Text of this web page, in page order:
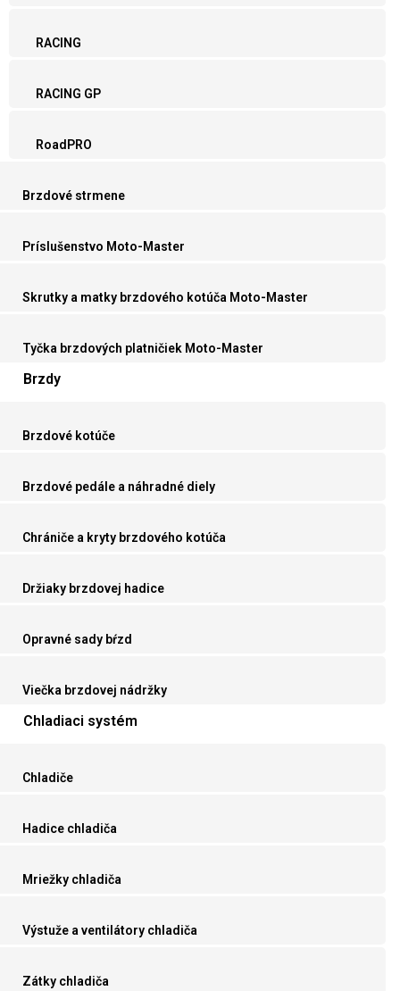
RACING
RACING GP
RoadPRO
Brzdové strmene
Príslušenstvo Moto-Master
Skrutky a matky brzdového kotúča Moto-Master
Tyčka brzdových platničiek Moto-Master
Brzdy
Brzdové kotúče
Brzdové pedále a náhradné diely
Chrániče a kryty brzdového kotúča
Držiaky brzdovej hadice
Opravné sady bŕzd
Viečka brzdovej nádržky
Chladiaci systém
Chladiče
Hadice chladiča
Mriežky chladiča
Výstuže a ventilátory chladiča
Zátky chladiča